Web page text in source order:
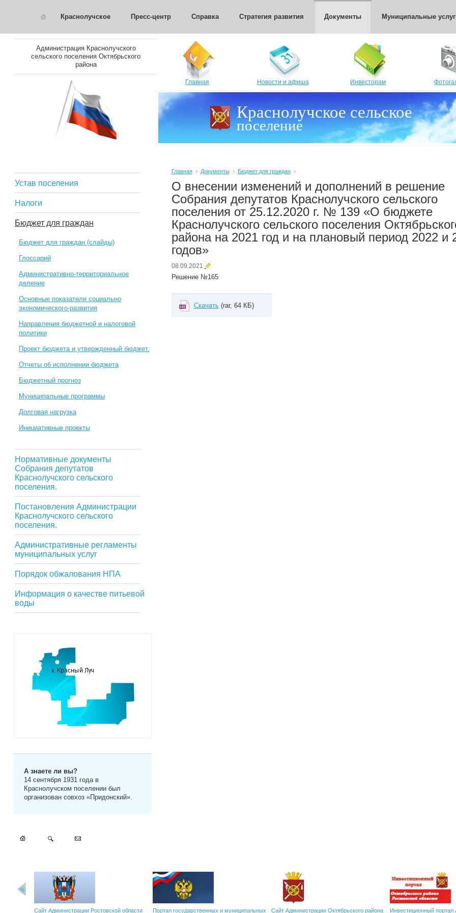
Краснолучское Пресс-центр Справка Стратегия развития Документы Муниципальные
Администрация Краснолучского
сельского поселения Октябрьского
района
Главная Новости и афиша Инвесторам
Краснолучское сельское
поселение
Устав поселения
Налоги
Бюджет для граждан
Бюджет для граждан (слайды)
Глоссарий
Административно-территориальное
деление
Основные показатели социально
экономического-развития
Направления бюджетной и налоговой
политики
Проект бюджета и утвержденный бюджет.
Отчеты об исполнении бюджета
Бюджетный прогноз
Муниципальные программы
Долговая нагрузка
Инициативные проекты
Нормативные документы
Собрания депутатов
Краснолучского сельского
поселения.
Постановления Администрации
Краснолучского сельского
поселения.
Административные регламенты
муниципальных услуг
Порядок обжалования НПА
Информация о качестве питьевой
воды
А знаете ли вы?
14 сентября 1931 года в
Краснолучском поселении был
организован совхоз «Придонский».
Главная Документы Бюджет для граждан
О внесении изменений и дополнений в решение
Собрания депутатов Краснолучского сельского
поселения от 25.12.2020 г. № 139 «О бюджете
Краснолучского сельского поселения
района на 2021 год и на плановый период 2022 и
годов»
08.09.2021
Решение №165
Скачать(rar, 64 КБ)
Сайт Администрации Ростовской области Портал государственных и муниципальных Сайт Администрации Октябрьского района Инвестиционный портал